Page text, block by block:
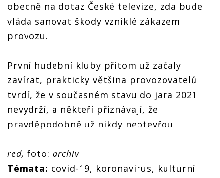
obecně na dotaz České televize, zda bude
vláda sanovat škody vzniklé zákazem
provozu.
První hudební kluby přitom už začaly
zavírat, prakticky většina provozovatelů
tvrdí, že v současném stavu do jara 2021
nevydrží, a někteří přiznávají, že
pravděpodobně už nikdy neotevřou.
red, foto: archiv
Témata: covid-19, koronavirus, kulturní